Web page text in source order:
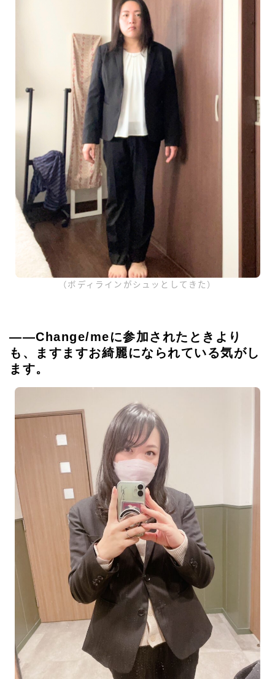
（ボディラインがシュッとしてきた）
――Change/meに参加されたときより
も、ますますお綺麗になられている気がし
ます。